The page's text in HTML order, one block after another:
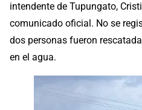
intendente de Tupungato,
comunicado oficial. No se
dos personas fueron
en el agua.